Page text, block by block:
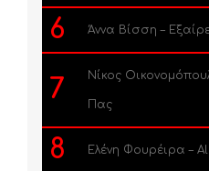
6 Άννα Βίσση –
7 Νίκος
Πας
8 Ελένη Φουρέιρα –